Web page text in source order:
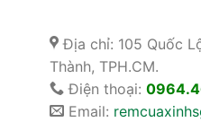
Địa chỉ: 105 Quốc
Thành, TPH.CM.
Điện thoại:
Email: